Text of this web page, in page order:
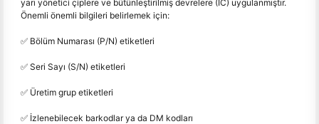
yarı yönetici çiplere ve bütünleştirilmiş devrelere (IC) uygulanmıştır.
Önemli önemli bilgileri belirlemek için:
✅ Bölüm Numarası (P/N) etiketleri
✅ Seri Sayı (S/N) etiketleri
✅ Üretim grup etiketleri
✅ İzlenebilecek barkodlar ya da DM kodları